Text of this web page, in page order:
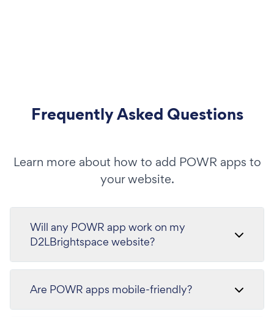
Frequently Asked Questions
Learn more about how to add POWR apps to
your website.
Will any POWR app work on my
D2LBrightspace website?
Are POWR apps mobile-friendly?